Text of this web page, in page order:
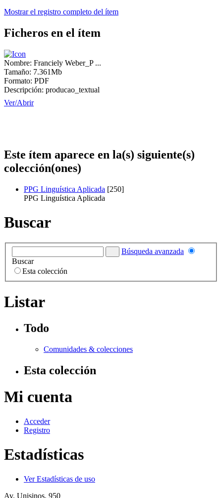
Mostrar el registro completo del ítem
Ficheros en el ítem
Nombre: Franciely Weber_P ...
Tamaño: 7.361Mb
Formato: PDF
Descripción: producao_textual
Ver/Abrir
Este ítem aparece en la(s) siguiente(s)
colección(ones)
PPG Linguística Aplicada [250]
PPG Linguística Aplicada
Buscar
Búsqueda avanzada
Buscar
Esta colección
Listar
Todo
Comunidades & colecciones
Esta colección
Mi cuenta
Acceder
Registro
Estadísticas
Ver Estadísticas de uso
Av. Unisinos, 950